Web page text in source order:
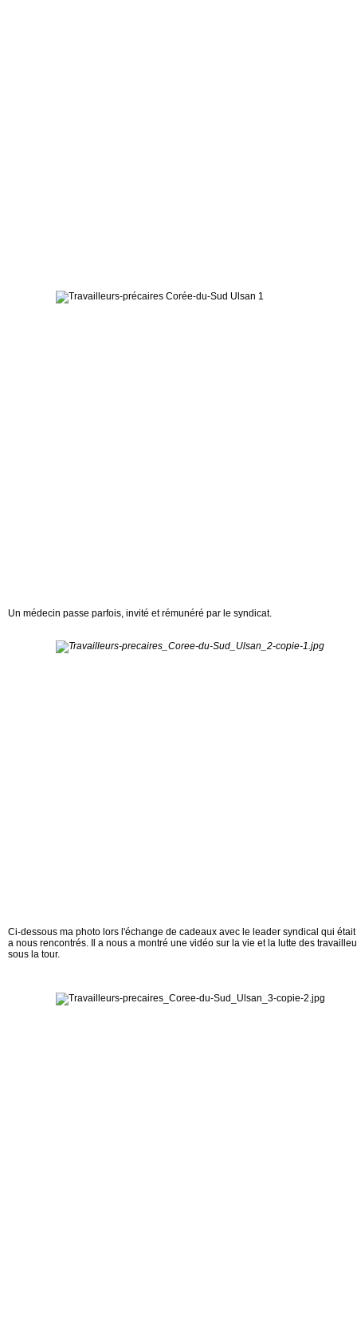
Un médecin passe parfois, invité et rémunéré par le syndicat.
Ci-dessous ma photo lors l'échange de cadeaux avec le leader syndical qui
a nous rencontrés. Il a nous a montré une vidéo sur la vie et la lutte des
sous la tour.